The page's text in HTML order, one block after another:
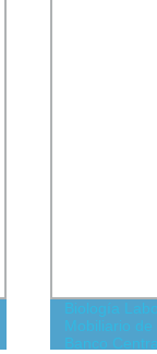
Biología
Mobiliario
Banco